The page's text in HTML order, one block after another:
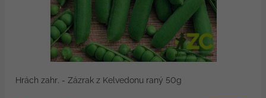
Hrách zahr. - Zázrak z Kelvedonu raný 50g